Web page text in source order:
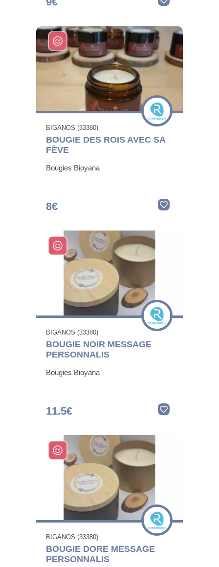
BIGANOS (33380)
BOUGIE DES ROIS AVEC SA
FÈVE
Bougies Bioyana
8€
BIGANOS (33380)
BOUGIE NOIR MESSAGE
PERSONNALIS
Bougies Bioyana
11.5€
BIGANOS (33380)
BOUGIE DORE MESSAGE
PERSONNALIS